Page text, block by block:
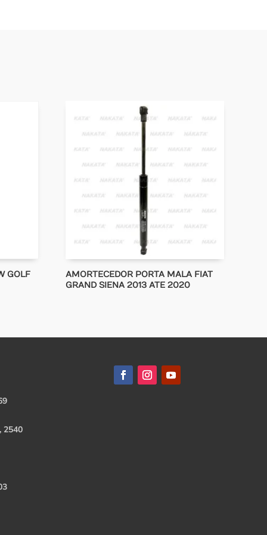
GOLF
AMORTECEDOR PORTA MALA FIAT
GRAND SIENA 2013 ATE 2020
2540